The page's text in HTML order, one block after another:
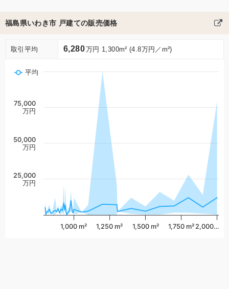
福島県いわき市 戸建ての販売価格
取引平均 6,280万円 1,300m² (4.8万円／m²)
平均
1,000 m² 1,250 m² 1,500 m² 1,750 m² 2,000…
25,000
万円
50,000
万円
75,000
万円